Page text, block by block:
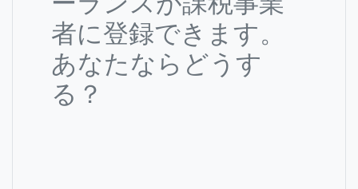
者に登録できます。
あなたならどうす
る？